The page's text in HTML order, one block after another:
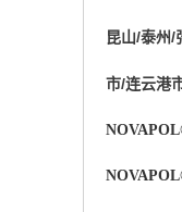
昆山/泰州/
市/连云港